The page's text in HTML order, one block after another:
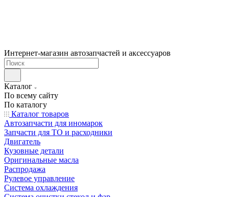
Интернет-магазин автозапчастей и аксессуаров
Каталог
По всему сайту
По каталогу
Каталог товаров
Автозапчасти для иномарок
Запчасти для ТО и расходники
Двигатель
Кузовные детали
Оригинальные масла
Распродажа
Рулевое управление
Система охлаждения